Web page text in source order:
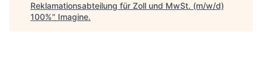
Reklamationsabteilung für Zoll und MwSt. (m/w/d)
100%" Imagine.